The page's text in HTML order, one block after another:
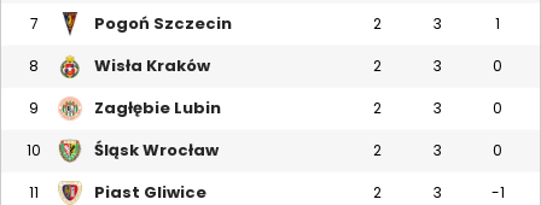
7 Pogoń Szczecin 2 3 1
8 Wisła Kraków 2 3 0
9 Zagłębie Lubin 2 3 0
10 Śląsk Wrocław 2 3 0
11 Piast Gliwice 2 3 -1